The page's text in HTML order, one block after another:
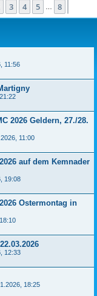
3 4 5 8
11:56
2026 Geldern, 27./28.
11:00
auf dem Kemnader
19:08
Ostermontag in
12:33
18:25